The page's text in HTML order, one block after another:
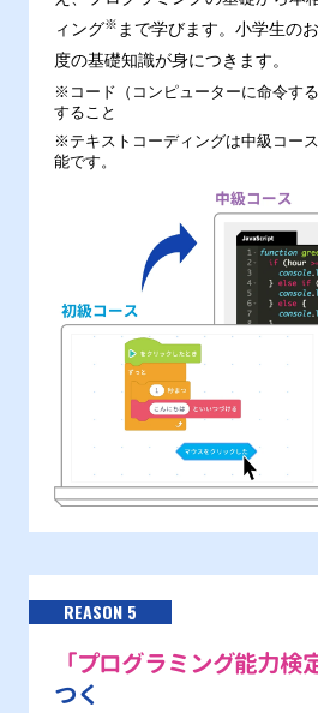
ィング※ まで学びます。小学生の
度の基礎知識が身につきます。
※コード（コンピューターに命令す
すること
※テキストコーディングは中級コー
能です。
REASON 5
「プログラミング能力検
つく